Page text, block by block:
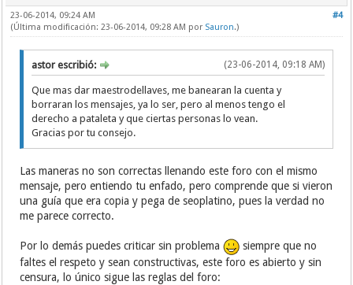
#4
23-06-2014, 09:24 AM
(Última modificación: 23-06-2014, 09:28 AM por Sauron.)
(23-06-2014, 09:18 AM)
astor escribió:
Que mas dar maestrodellaves, me banearan la cuenta y
borraran los mensajes, ya lo ser, pero al menos tengo el
derecho a pataleta y que ciertas personas lo vean.
Gracias por tu consejo.
Las maneras no son correctas llenando este foro con el mismo
mensaje, pero entiendo tu enfado, pero comprende que si vieron
una guía que era copia y pega de seoplatino, pues la verdad no
me parece correcto.
Por lo demás puedes criticar sin problema
siempre que no
faltes el respeto y sean constructivas, este foro es abierto y sin
censura, lo único sigue las reglas del foro: